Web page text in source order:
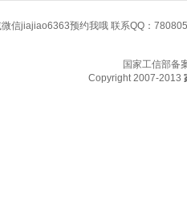
信jiajiao6363预约我哦 联系QQ：
国家工信部备
Copyright 2007-2013